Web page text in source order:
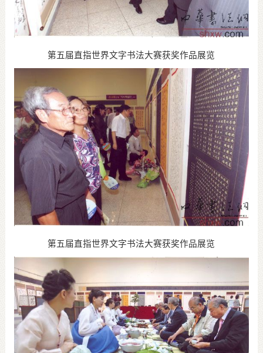
第五届直指世界文字书法大赛获奖作品展览
第五届直指世界文字书法大赛获奖作品展览